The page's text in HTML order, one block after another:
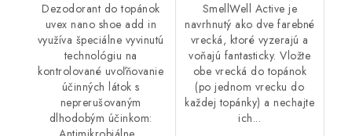
Dezodorant do topánok
uvex nano shoe add in
využíva špeciálne vyvinutú
technológiu na
kontrolované uvoľňovanie
účinných látok s
neprerušovaným
dlhodobým účinkom:
SmellWell Active je
navrhnutý ako dve farebné
vrecká, ktoré vyzerajú a
voňajú fantasticky. Vložte
obe vrecká do topánok
(po jednom vrecku do
každej topánky) a nechajte
ich...